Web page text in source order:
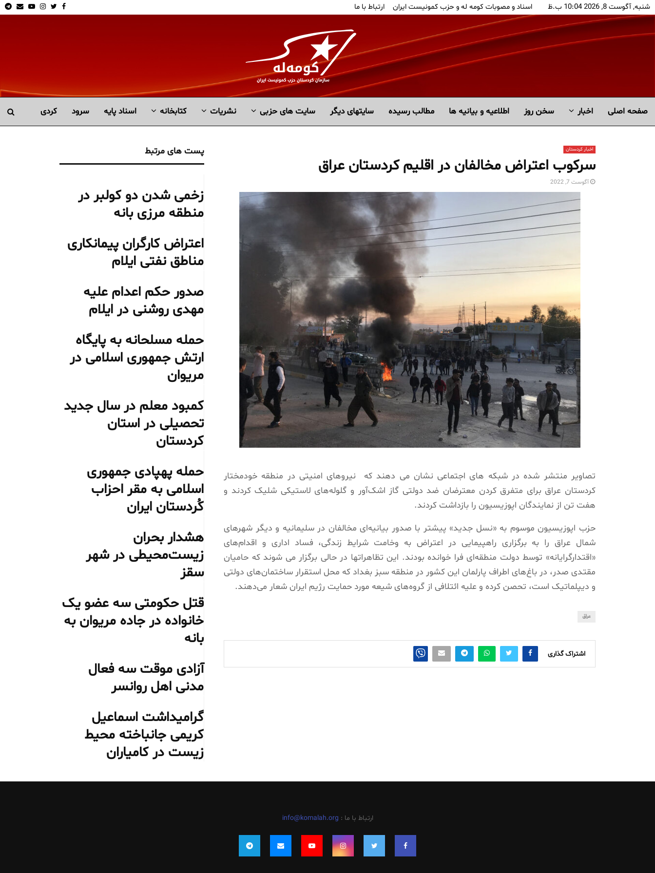
شنبه, آگوست 8, 2026 10:04 ب.ظ اسناد و مصوبات کومه له و حزب کمونیست ایران ارتباط با ما Facebook
Twitter
Instagram
Youtube
Email
صفحه اصلی اخبار سخن روز اطلاعیه و بیانیه ها مطالب رسیده سايتهاى ديگر سایت های حزبی نشریات کتابخانە اسناد پایه سرود کردی
اخبار کردستان
سرکوب اعتراض مخالفان در اقلیم کردستان عراق
آگوست 7, 2022
تصاویر منتشر شده در شبکه های اجتماعی نشان می دهند که
نیروهای امنیتی در منطقه خودمختار
کردستان عراق برای متفرق کردن معترضان ضد دولتی گاز اشک‌آور و گلوله‌های لاستیکی شلیک کردند و
هفت تن از نمایندگان اپوزیسیون را بازداشت کردند.
حزب اپوزیسیون موسوم به «نسل جدید» پیشتر با صدور بیانیه‌ای مخالفان در سلیمانیه و دیگر شهرهای
شمال عراق را به برگزاری راهپیمایی در اعتراض به وخامت شرایط زندگی، فساد اداری و اقدام‌های
«اقتدارگرایانه» توسط دولت منطقه‌ای فرا خوانده بودند. این تظاهراتها در حالی برگزار می شوند که حامیان
مقتدی صدر، در باغ‌های اطراف پارلمان این کشور در منطقه سبز بغداد که محل استقرار ساختمان‌های دولتی
و دیپلماتیک است، تحصن کرده‌ و علیه ائتلافی از گروه‌های شیعه مورد حمایت رژیم ایران شعار می‌دهند.
عراق
اشتراک گذاری
پست های مرتبط
زخمی شدن دو کولبر در
منطقه مرزی بانه
اعتراض کارگران پیمانکاری
مناطق نفتی ایلام
صدور حکم اعدام علیه
مهدی روشنی در ایلام
حمله مسلحانه به پایگاه
ارتش جمهوری اسلامی در
مریوان
کمبود معلم در سال جدید
تحصیلی در استان
کردستان
حمله پهپادی جمهوری
اسلامی به مقر احزاب
کُردستان ایران
هشدار بحران
زیست‌محیطی در شهر
سقز
قتل حکومتی سه عضو یک
خانواده در جاده مریوان به
بانه
آزادی موقت سه فعال
مدنی اهل روانسر
گرامیداشت اسماعیل
کریمی جانباخته محیط‌
زیست در کامیاران
ارتباط با ما : info@komalah.org